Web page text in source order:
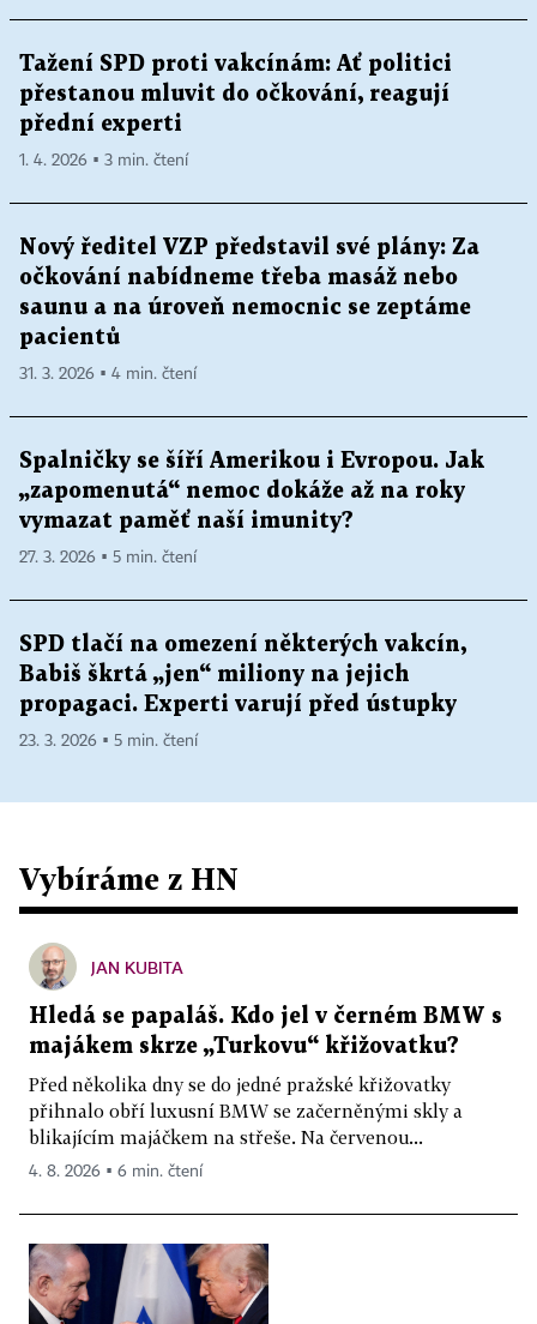
Tažení SPD proti vakcínám: Ať politici
přestanou mluvit do očkování, reagují
přední experti
1. 4. 2026 ▪ 3 min. čtení
Nový ředitel VZP představil své plány: Za
očkování nabídneme třeba masáž nebo
saunu a na úroveň nemocnic se zeptáme
pacientů
31. 3. 2026 ▪ 4 min. čtení
Spalničky se šíří Amerikou i Evropou. Jak
„zapomenutá“ nemoc dokáže až na roky
vymazat paměť naší imunity?
27. 3. 2026 ▪ 5 min. čtení
SPD tlačí na omezení některých vakcín,
Babiš škrtá „jen“ miliony na jejich
propagaci. Experti varují před ústupky
23. 3. 2026 ▪ 5 min. čtení
Vybíráme z HN
JAN KUBITA
Hledá se papaláš. Kdo jel v černém BMW s
majákem skrze „Turkovu“ křižovatku?
Před několika dny se do jedné pražské křižovatky
přihnalo obří luxusní BMW se začerněnými skly a
blikajícím majáčkem na střeše. Na červenou...
4. 8. 2026 ▪ 6 min. čtení